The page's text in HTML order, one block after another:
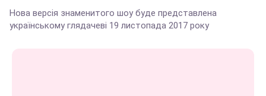
Нова версія знаменитого шоу буде представлена
українському глядачеві 19 листопада 2017 року